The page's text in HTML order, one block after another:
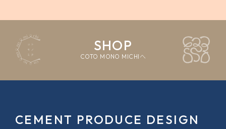
SHOP
COTO MONO MICHIへ
CEMENT PRODUCE DESIGN